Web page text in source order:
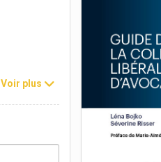
Voir plus